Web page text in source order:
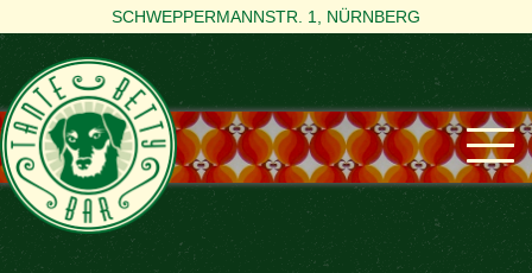
SCHWEPPERMANNSTR. 1, NÜRNBERG